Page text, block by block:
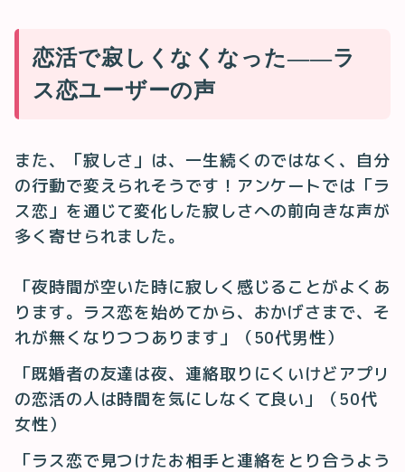
恋活で寂しくなくなった——ラ
ス恋ユーザーの声
また、「寂しさ」は、一生続くのではなく、自分
の行動で変えられそうです！アンケートでは「ラ
ス恋」を通じて変化した寂しさへの前向きな声が
多く寄せられました。
「夜時間が空いた時に寂しく感じることがよくあ
ります。ラス恋を始めてから、おかげさまで、そ
れが無くなりつつあります」（50代男性）
「既婚者の友達は夜、連絡取りにくいけどアプリ
の恋活の人は時間を気にしなくて良い」（50代
女性）
「ラス恋で見つけたお相手と連絡をとり合うよう